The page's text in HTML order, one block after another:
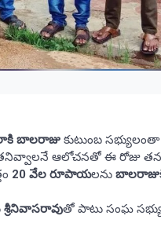
బాలరాజు కుటుంబ
ఆలోచనతో ఈ రోజు తన
20 వేల రూపాయలను బాలరాజు
తో పాటు సంఘ